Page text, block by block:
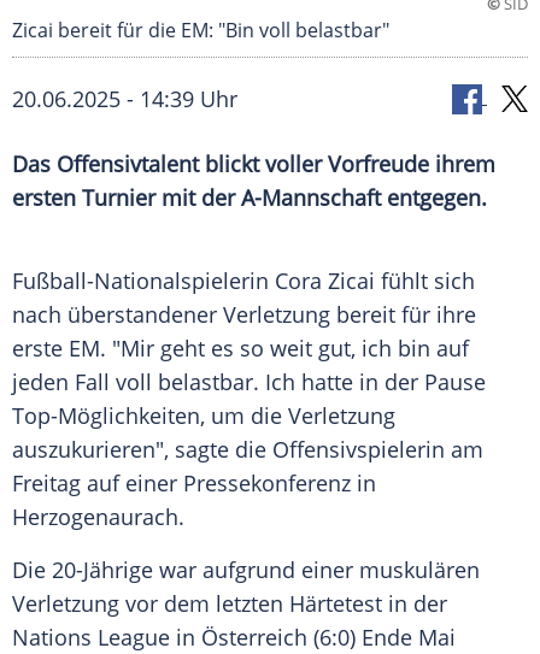
Zicai bereit für die EM: "Bin voll belastbar"
20.06.2025 - 14:39 Uhr
Das Offensivtalent blickt voller Vorfreude ihrem
ersten Turnier mit der A-Mannschaft entgegen.
Fußball-Nationalspielerin Cora Zicai fühlt sich
nach überstandener Verletzung bereit für ihre
erste EM. "Mir geht es so weit gut, ich bin auf
jeden Fall voll belastbar. Ich hatte in der Pause
Top-Möglichkeiten, um die Verletzung
auszukurieren", sagte die Offensivspielerin am
Freitag auf einer Pressekonferenz in
Herzogenaurach.
Die 20-Jährige war aufgrund einer muskulären
Verletzung vor dem letzten Härtetest in der
Nations League in Österreich (6:0) Ende Mai